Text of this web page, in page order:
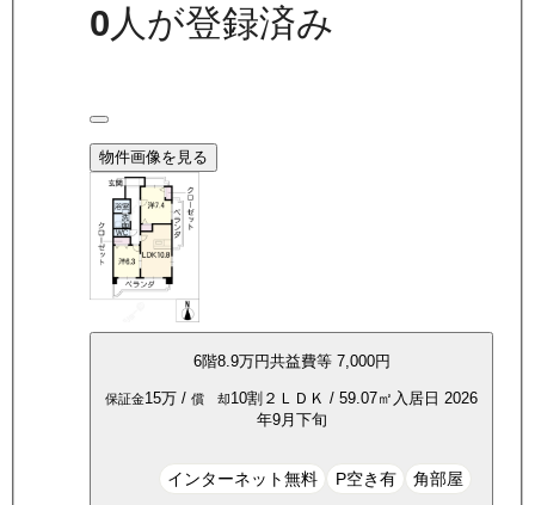
0 人が登録済み
物件画像を見る
6階8.9万円共益費等 7,000円
保証金15万 / 償 却10割 ２ＬＤＫ / 59.07㎡ 入居日 2026
年9月下旬
インターネット無料 P空き有 角部屋